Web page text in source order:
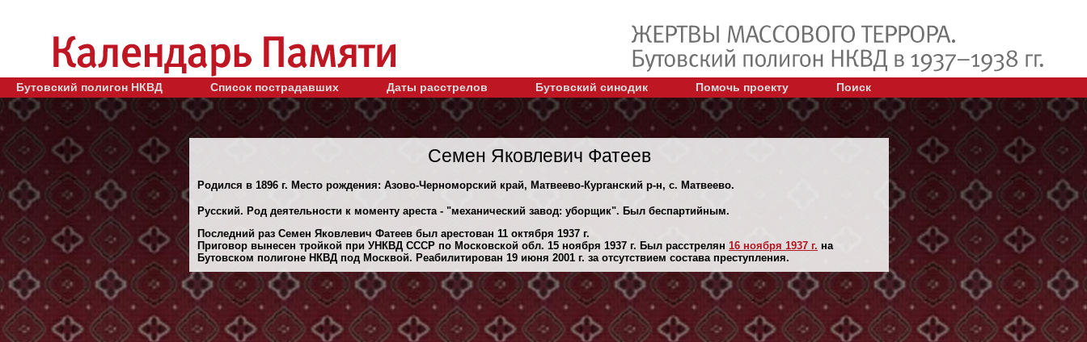
Бутовский полигон НКВД Список пострадавших Даты расстрелов Бутовский синодик Помочь проекту Поиск
Семен Яковлевич Фатеев
Родился в 1896 г. Место рождения: Азово-Черноморский край, Матвеево-Курганский р-н, с. Матвеево.
Русский. Род деятельности к моменту ареста - "механический завод: уборщик". Был беспартийным.
Последний раз Семен Яковлевич Фатеев был арестован 11 октября 1937 г.
Приговор вынесен тройкой при УНКВД СССР по Московской обл. 15 ноября 1937 г. Был расстрелян 16 ноября 1937 г. на
Бутовском полигоне НКВД под Москвой. Реабилитирован 19 июня 2001 г. за отсутствием состава преступления.